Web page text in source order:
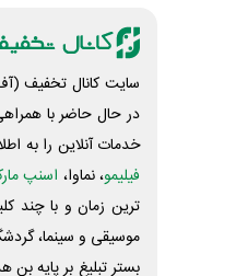
سایت کانال تخفیف
در حال حاضر با
خدمات آنلاین را به
فیلیمو، نماوا، اسنپ
ترین زمان و با چند
موسیقی و سینما،
بستر تبلیغ بر پایه